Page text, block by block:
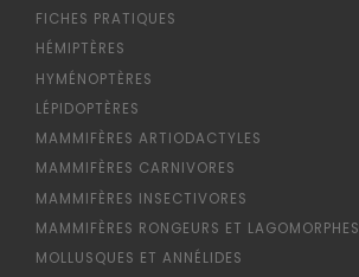
FICHES PRATIQUES
HÉMIPTÈRES
HYMÉNOPTÈRES
LÉPIDOPTÈRES
MAMMIFÈRES ARTIODACTYLES
MAMMIFÈRES CARNIVORES
MAMMIFÈRES INSECTIVORES
MAMMIFÈRES RONGEURS ET LAGOMORPHES
MOLLUSQUES ET ANNÉLIDES